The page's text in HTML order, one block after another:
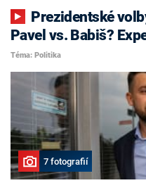
Pavel vs. Babiš?
Téma: Politika
7 fotografií